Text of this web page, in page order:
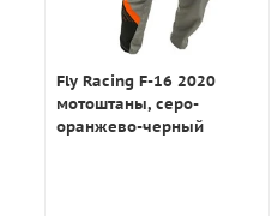
Fly Racing F-16 2020
мотоштаны, серо-
оранжево-черный